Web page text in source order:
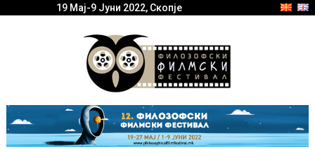
19 Мај-9 Јуни 2022, Скопје